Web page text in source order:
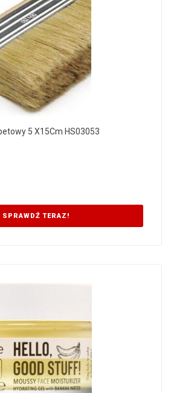
5 X15Cm HS03053
SPRAWDŹ TERAZ!